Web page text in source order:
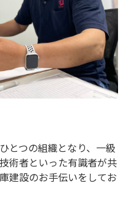
とつの組織となり、一級
術者といった有識者が共
建設のお手伝いをしてお